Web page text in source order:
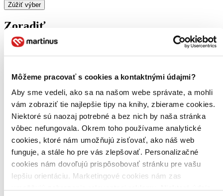
Môžeme pracovať s cookies a kontaktnými údajmi?
Aby sme vedeli, ako sa na našom webe správate, a mohli
vám zobraziť tie najlepšie tipy na knihy, zbierame cookies.
Niektoré sú naozaj potrebné a bez nich by naša stránka
vôbec nefungovala. Okrem toho používame analytické
cookies, ktoré nám umožňujú zisťovať, ako náš web
funguje, a stále ho pre vás zlepšovať. Personalizačné
cookies nám dovoľujú prispôsobovať stránku pre vašu
lepšiu orientáciu. Marketingové cookies nám zas
Zúžiť výber
Zoradiť
Bestsellery
Top hodnotené
Novinky
Najdrahšie
Najlacnejšie
Najvyššia zľava
Použité filtre
Zrušiť filtre
nové